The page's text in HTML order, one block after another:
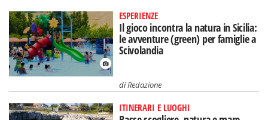
ESPERIENZE
Il gioco incontra la natura in Sicilia:
le avventure (green) per famiglie a
Scivolandia
diRedazione
ITINERARI E LUOGHI